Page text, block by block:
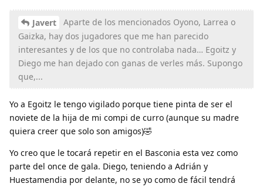
Javert
Aparte de los mencionados Oyono, Larrea o
Gaizka, hay dos jugadores que me han parecido
interesantes y de los que no controlaba nada… Egoitz y
Diego me han dejado con ganas de verles más. Supongo
que,...
Yo a Egoitz le tengo vigilado porque tiene pinta de ser el
noviete de la hija de mi compi de curro (aunque su madre
quiera creer que solo son amigos)🤣
Yo creo que le tocará repetir en el Basconia esta vez como
parte del once de gala. Diego, teniendo a Adrián y
Huestamendia por delante, no se yo como de fácil tendrá